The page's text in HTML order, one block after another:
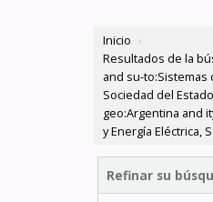
Inicio ›
Resultados de la
and su-to:Sistemas
Sociedad del
geo:Argentina and
y Energía Eléctrica,
Refinar su